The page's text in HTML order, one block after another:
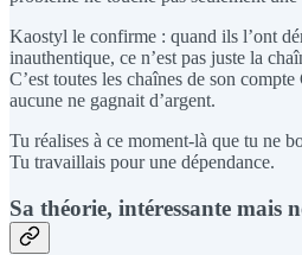
Kaostyl le confirme : quand ils l’ont
inauthentique, ce n’est pas juste la
C’est toutes les chaînes de son
aucune ne gagnait d’argent.
Tu réalises à ce moment-là que tu ne
Tu travaillais pour une dépendance.
Sa théorie, intéressante mais